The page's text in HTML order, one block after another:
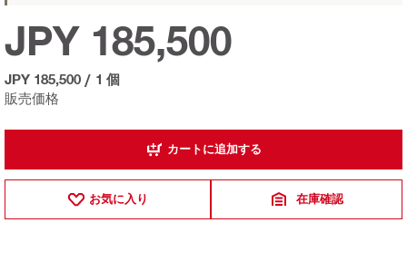
販売価格
JPY 185,500
JPY 185,500 / 1 個
カートに追加する
お気に入り 在庫確認